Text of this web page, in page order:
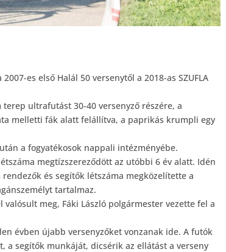
es első Halál 50 versenytől a 2018-as SZUFLA
terep ultrafutást 30-40 versenyző részére, a
melletti fák alatt felállítva, a paprikás krumpli egy
utána fogyatékosok nappali intézményébe.
megtízszereződött az utóbbi 6 év alatt. Idén
és segítők létszáma megközelítette a
tartalmaz.
meg, Fáki László polgármester vezette fel a
évben újabb versenyzőket vonzanak ide. A futók
a segítők munkáját, dicsérik az ellátást a verseny